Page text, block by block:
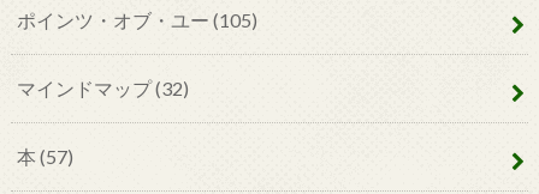
ポインツ・オブ・ユー (105)
マインドマップ(32)
本 (57)